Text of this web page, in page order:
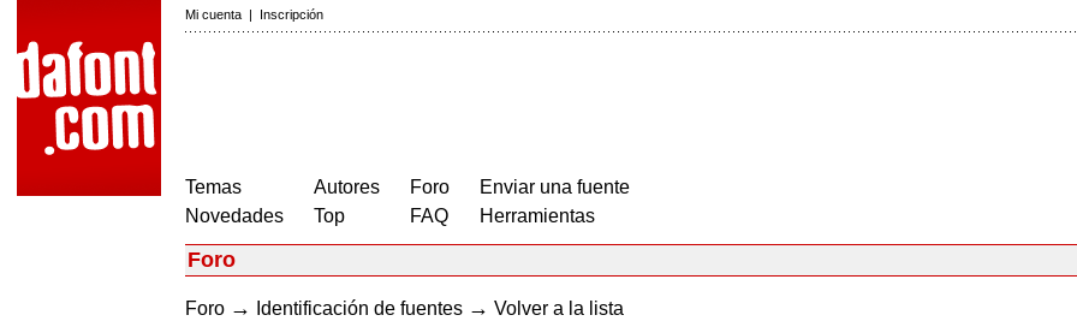
Mi cuenta | Inscripción
Temas
Novedades
Autores
Top
Foro
FAQ
Enviar una fuente
Herramientas
Foro
Foro → Identificación de fuentes → Volver a la lista